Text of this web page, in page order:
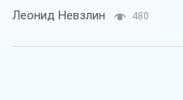
Леонид Невзлин 480